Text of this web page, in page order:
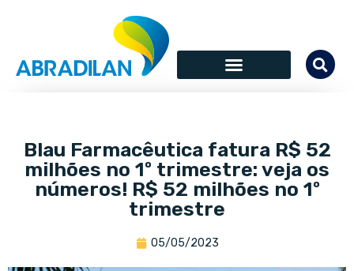
Blau Farmacêutica fatura R$ 52
milhões no 1º trimestre: veja os
números! R$ 52 milhões no 1º
trimestre
05/05/2023